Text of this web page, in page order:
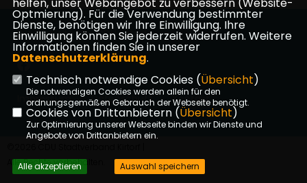
Die Website der CDU Kirtorf
Impressum Datenschutz Kontakt
Alle Rechte vorbehalten.
Optmierung). Für die Verwendung bestimmter
Dienste, benötigen wir Ihre Einwilligung. Ihre
Einwilligung können Sie jederzeit widerrufen. Weitere
Informationen finden Sie in unserer
Datenschutzerklärung.
Technisch notwendige Cookies (Übersicht)
Die notwendigen Cookies werden allein für den
ordnungsgemäßen Gebrauch der Webseite benötigt.
Cookies von Drittanbietern (Übersicht)
Zur Optimierung unserer Webseite binden wir Dienste und
Angebote von Drittanbietern ein.
Alle akzeptieren Auswahl speichern